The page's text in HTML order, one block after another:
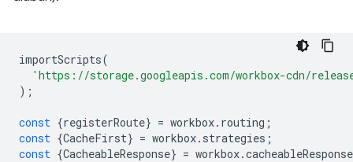
importScripts(
'https://storage.googleapis.com/workbox-cdn/
);
const {registerRoute} = workbox. routing ;
const {CacheFirst} = workbox. strategies ;
const {CacheableResponse} = workbox.cacheableResponse